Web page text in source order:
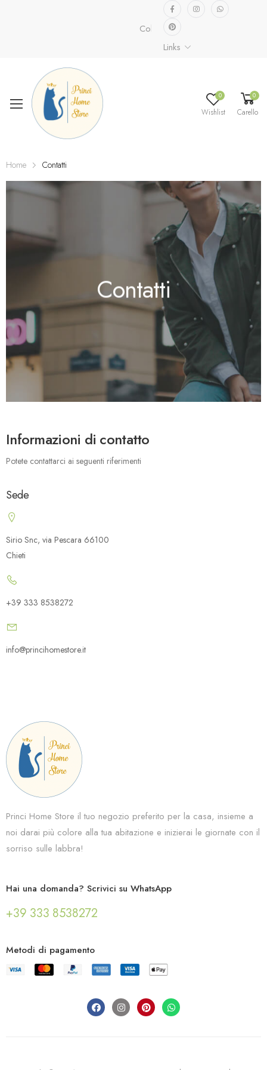
Collezione speciale già
Links
0
Wishlist
0
Carello
Home Contatti
Contatti
Informazioni di contatto
Potete contattarci ai seguenti riferimenti
Sede
Sirio Snc, via Pescara 66100
Chieti
+39 333 8538272
info@princihomestore.it
Princi Home Store il tuo negozio preferito per la casa, insieme a
noi darai più colore alla tua abitazione e inizierai le giornate con il
sorriso sulle labbra!
Hai una domanda? Scrivici su WhatsApp
+39 333 8538272
Metodi di pagamento